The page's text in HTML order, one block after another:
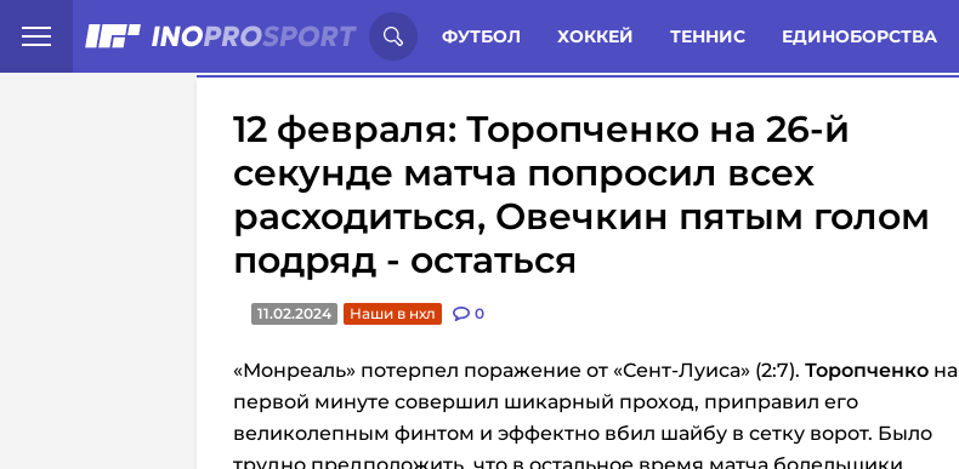
ФУТБОЛ ХОККЕЙ ТЕННИС ЕДИНОБОРСТВА
Иностранцы о спорте России: Статьи Комменты Новости
12 февраля: Торопченко на 26-й
секунде матча попросил всех
расходиться, Овечкин пятым голом
подряд - остаться
11.02.2024 Наши в нхл 0
«Монреаль» потерпел поражение от «Сент-Луиса» (2:7). Торопченко на
первой минуте совершил шикарный проход, приправил его
великолепным финтом и эффектно вбил шайбу в сетку ворот. Было